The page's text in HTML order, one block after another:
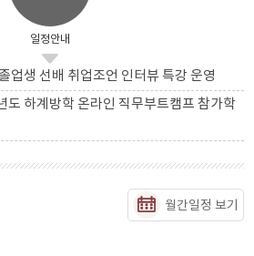
일정안내
업생 선배 취업조언 인터뷰 특강 운영
도 하계방학 온라인 직무부트캠프 참가학
월간일정 보기